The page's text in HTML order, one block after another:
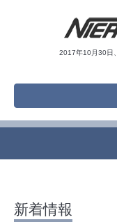
2017年10月30日
新着情報